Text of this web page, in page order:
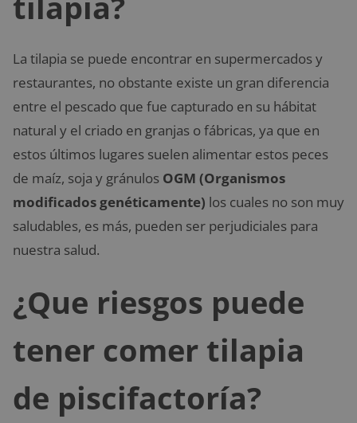
La tilapia se puede encontrar en supermercados y
restaurantes, no obstante existe un gran diferencia
entre el pescado que fue capturado en su hábitat
natural y el criado en granjas o fábricas, ya que en
estos últimos lugares suelen alimentar estos peces
de maíz, soja y gránulos OGM (Organismos
modificados genéticamente) los cuales no son muy
saludables, es más, pueden ser perjudiciales para
nuestra salud.
¿Que riesgos puede
tener comer tilapia
de piscifactoría?